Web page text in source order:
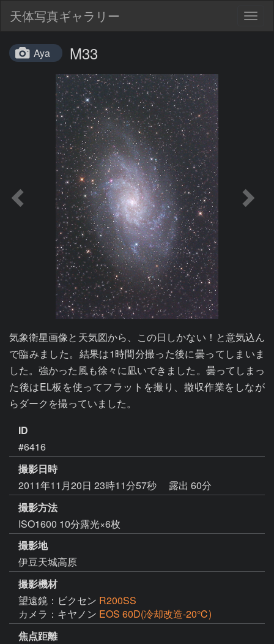
天体写真ギャラリー
Aya M33
気象衛星画像と天気図から、この日しかない！と意気込ん
で臨みました。結果は1時間分撮った後に曇ってしまいま
した。強かった風も徐々に凪いできました。曇ってしまっ
た後はEL板を使ってフラットを撮り、撤収作業をしなが
らダークを撮っていました。
ID
#6416
撮影日時
2011年11月20日 23時11分57秒
露出 60分
撮影方法
ISO1600 10分露光×6枚
撮影地
伊豆天城高原
撮影機材
望遠鏡：ビクセン R200SS
カメラ：キヤノン EOS 60D(冷却改造-20℃)
焦点距離